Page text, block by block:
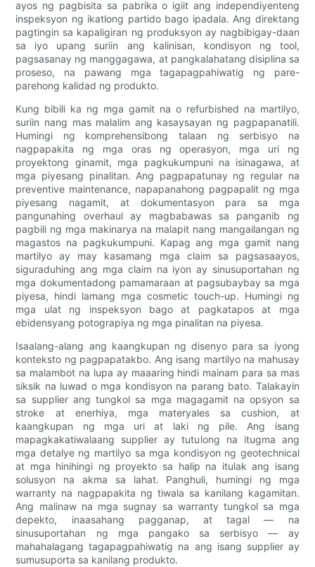
ayos ng pagbisita sa pabrika o igiit ang independiyenteng
inspeksyon ng ikatlong partido bago ipadala. Ang direktang
pagtingin sa kapaligiran ng produksyon ay nagbibigay-daan
sa iyo upang suriin ang kalinisan, kondisyon ng tool,
pagsasanay ng manggagawa, at pangkalahatang disiplina sa
proseso, na pawang mga tagapagpahiwatig ng pare-
parehong kalidad ng produkto.
Kung bibili ka ng mga gamit na o refurbished na martilyo,
suriin nang mas malalim ang kasaysayan ng pagpapanatili.
Humingi ng komprehensibong talaan ng serbisyo na
nagpapakita ng mga oras ng operasyon, mga uri ng
proyektong ginamit, mga pagkukumpuni na isinagawa, at
mga piyesang pinalitan. Ang pagpapatunay ng regular na
preventive maintenance, napapanahong pagpapalit ng mga
piyesang nagamit, at dokumentasyon para sa mga
pangunahing overhaul ay magbabawas sa panganib ng
pagbili ng mga makinarya na malapit nang mangailangan ng
magastos na pagkukumpuni. Kapag ang mga gamit nang
martilyo ay may kasamang mga claim sa pagsasaayos,
siguraduhing ang mga claim na iyon ay sinusuportahan ng
mga dokumentadong pamamaraan at pagsubaybay sa mga
piyesa, hindi lamang mga cosmetic touch-up. Humingi ng
mga ulat ng inspeksyon bago at pagkatapos at mga
ebidensyang potograpiya ng mga pinalitan na piyesa.
Isaalang-alang ang kaangkupan ng disenyo para sa iyong
konteksto ng pagpapatakbo. Ang isang martilyo na mahusay
sa malambot na lupa ay maaaring hindi mainam para sa mas
siksik na luwad o mga kondisyon na parang bato. Talakayin
sa supplier ang tungkol sa mga magagamit na opsyon sa
stroke at enerhiya, mga materyales sa cushion, at
kaangkupan ng mga uri at laki ng pile. Ang isang
mapagkakatiwalaang supplier ay tutulong na itugma ang
mga detalye ng martilyo sa mga kondisyon ng geotechnical
at mga hinihingi ng proyekto sa halip na itulak ang isang
solusyon na akma sa lahat. Panghuli, humingi ng mga
warranty na nagpapakita ng tiwala sa kanilang kagamitan.
Ang malinaw na mga sugnay sa warranty tungkol sa mga
depekto, inaasahang pagganap, at tagal — na
sinusuportahan ng mga pangako sa serbisyo — ay
mahahalagang tagapagpahiwatig na ang isang supplier ay
sumusuporta sa kanilang produkto.